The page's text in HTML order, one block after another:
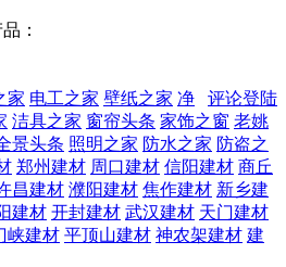
：
评论登陆
家 电工之家 壁纸之家 净
洁具之家 窗帘头条 家饰之窗 老姚
景头条 照明之家 防水之家 防盗之
郑州建材 周口建材 信阳建材 商丘
昌建材 濮阳建材 焦作建材 新乡建
建材 开封建材 武汉建材 天门建材
峡建材 平顶山建材 神农架建材 建